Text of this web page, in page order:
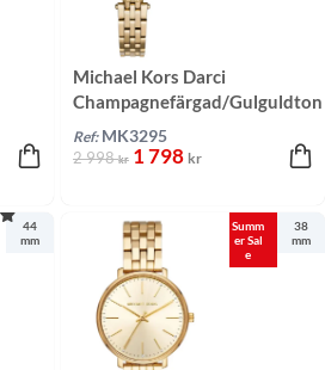
Michael Kors Darci
Champagnefärgad/Gulguldton
at stål 26 mm
Ref: MK3295
2 998kr 1 798 kr
44
mm
Summ
er Sal
e
38
mm